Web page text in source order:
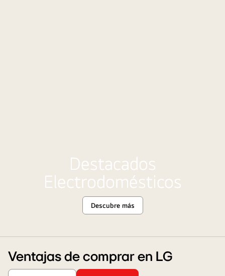
Destacados
Electrodomésticos
Destacados
Electrodomésticos
Descubre más
Ventajas de comprar en LG